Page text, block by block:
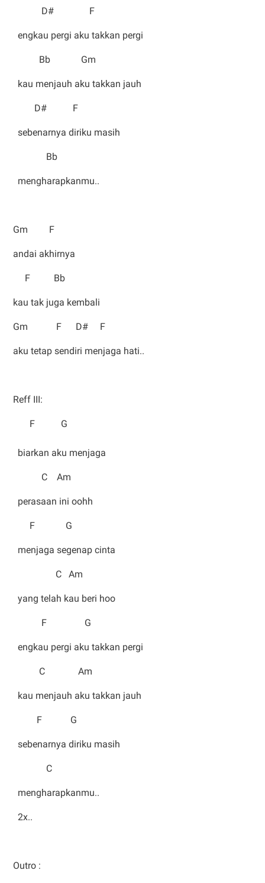
D# F
engkau pergi aku takkan pergi
Bb Gm
kau menjauh aku takkan jauh
D# F
sebenarnya diriku masih
Bb
mengharapkanmu..
Gm F
andai akhirnya
F Bb
kau tak juga kembali
Gm F D# F
aku tetap sendiri menjaga hati..
Reff III:
F G
biarkan aku menjaga
C Am
perasaan ini oohh
F G
menjaga segenap cinta
C Am
yang telah kau beri hoo
F G
engkau pergi aku takkan pergi
C Am
kau menjauh aku takkan jauh
F G
sebenarnya diriku masih
C
mengharapkanmu..
2x..
Outro :